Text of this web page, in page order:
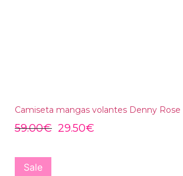
Camiseta mangas volantes Denny Rose
59.00€ 29.50€
Sale